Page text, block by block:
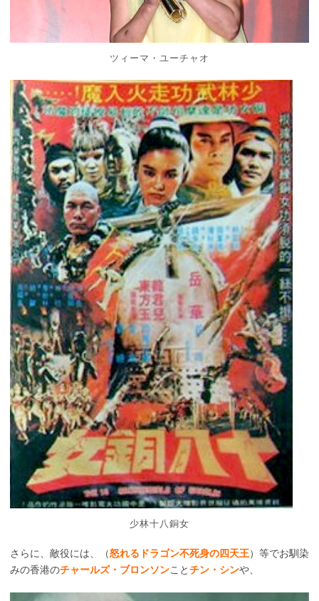
ツィーマ・ユーチャオ
少林十八銅女
さらに、敵役には、（怒れるドラゴン不死身の四天王）等でお馴染
みの香港のチャールズ・ブロンソンことチン・シンや、